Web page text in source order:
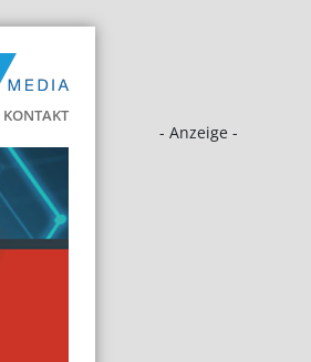
KONTAKT
- Anzeige -